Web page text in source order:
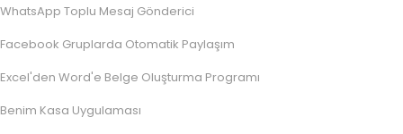
WhatsApp Toplu Mesaj Gönderici
Facebook Gruplarda Otomatik Paylaşım
Excel'den Word'e Belge Oluşturma Programı
Benim Kasa Uygulaması